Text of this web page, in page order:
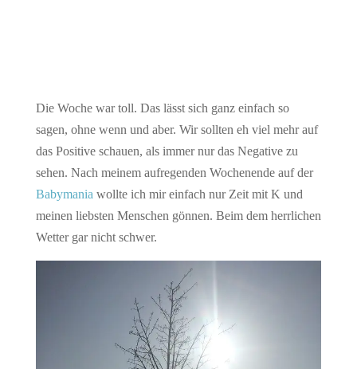
Die Woche war toll. Das lässt sich ganz einfach so
sagen, ohne wenn und aber. Wir sollten eh viel mehr auf
das Positive schauen, als immer nur das Negative zu
sehen. Nach meinem aufregenden Wochenende auf der
Babymaniawollte ich mir einfach nur Zeit mit K und
meinen liebsten Menschen gönnen. Beim dem herrlichen
Wetter gar nicht schwer.